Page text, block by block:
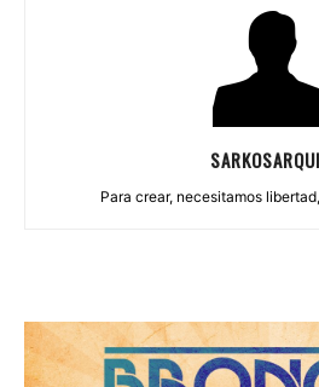
Para crear, necesitamos